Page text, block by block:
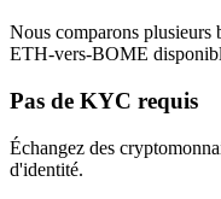
Nous comparons
ETH-vers-BOME
Pas de KYC requis
Échangez des
d'identité.